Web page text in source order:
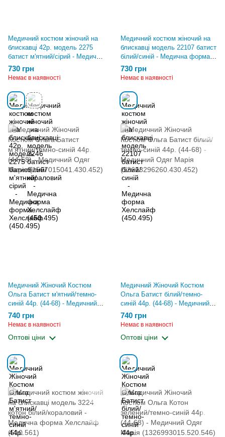
Медичний костюм жіночий на
блискавці 42р. модель 2275
батист м'ятний/сірий - Медична
форма Хелслайф (450.495)
730 грн
Немає в наявності
Медичний костюм жіночий на
блискавці модель 22107 батист
білий/синій - Медична форма
Хелслайф (450.495)
730 грн
Немає в наявності
Медичний Жіночий Костюм
Ольга Батист м'ятний/темно-
синій 44р. (44-68) - Медичний
Одяг Марія
(1567015041.430.452)
740 грн
Немає в наявності
Оптові ціни
Медичний Жіночий Костюм
Ольга Батист білий/темно-
синій 44р. (44-68) - Медичний
Одяг Марія
(13613296260.430.452)
740 грн
Немає в наявності
Оптові ціни